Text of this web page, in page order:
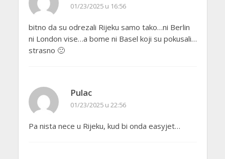
01/23/2025 u 16:56
bitno da su odrezali Rijeku samo tako…ni Berlin
ni London vise…a bome ni Basel koji su pokusali…
strasno 🙁
Pulac
01/23/2025 u 22:56
Pa nista nece u Rijeku, kud bi onda easyjet…